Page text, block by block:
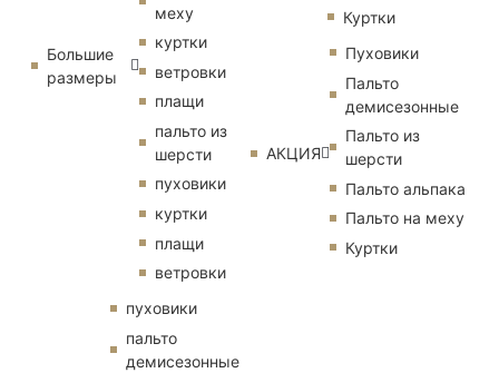
Большие
размеры
меху
куртки
ветровки
плащи
пальто из
шерсти
пуховики
куртки
плащи
ветровки
пуховики
пальто
демисезонные
Куртки
АКЦИЯ
Пуховики
Пальто
демисезонные
Пальто из
шерсти
Пальто альпака
Пальто на меху
Куртки